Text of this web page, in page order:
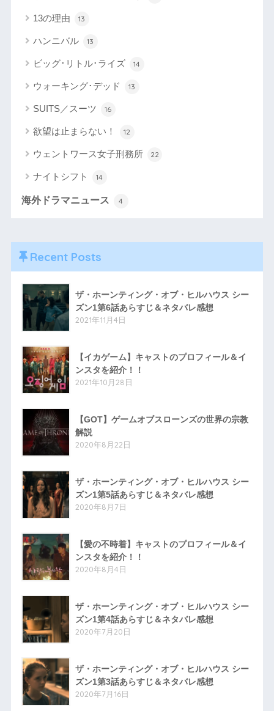
13の理由 13
ハンニバル 13
ビッグ･リトル･ライズ 14
ウォーキング･デッド 13
SUITS／スーツ 16
欲望は止まらない！ 12
ウェントワース女子刑務所 22
ナイトシフト 14
海外ドラマニュース 4
Recent Posts
ザ・ホーンティング・オブ・ヒルハウス シー
ズン1第6話あらすじ＆ネタバレ感想
2021年11月4日
【イカゲーム】キャストのプロフィール＆イ
ンスタを紹介！！
2021年10月28日
【GOT】ゲームオブスローンズの世界の宗教
解説
2020年8月22日
ザ・ホーンティング・オブ・ヒルハウス シー
ズン1第5話あらすじ＆ネタバレ感想
2020年8月7日
【愛の不時着】キャストのプロフィール＆イ
ンスタを紹介！！
2020年8月4日
ザ・ホーンティング・オブ・ヒルハウス シー
ズン1第4話あらすじ＆ネタバレ感想
2020年7月20日
ザ・ホーンティング・オブ・ヒルハウス シー
ズン1第3話あらすじ＆ネタバレ感想
2020年7月16日